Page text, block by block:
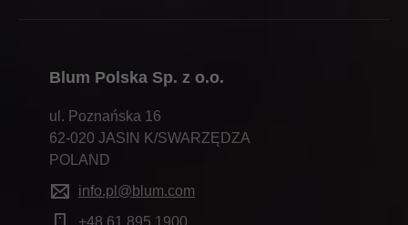
Blum Polska Sp. z o.o.
ul. Poznańska 16
62-020 JASIN K/SWARZĘDZA
POLAND
info.pl@blum.com